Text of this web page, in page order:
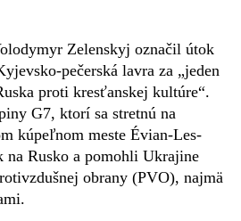
Zelenskyj označil útok
pečerská lavra za „jeden
proti kresťanskej kultúre“.
G7, ktorí sa stretnú na
kúpeľnom meste Évian-Les-
Rusko a pomohli Ukrajine
obrany (PVO), najmä